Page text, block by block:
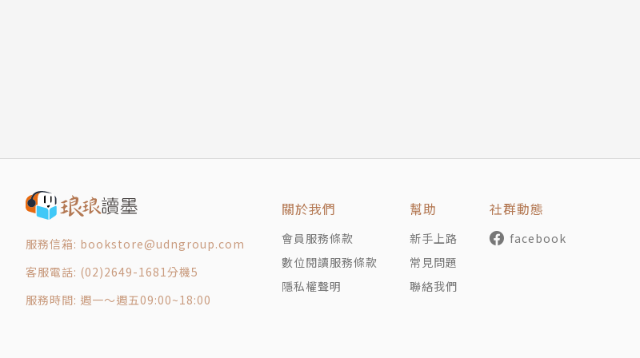
一、大腸經的重要保健穴位與功能
肺大胃肝組：合谷、曲池、手三里
護心通腎組：陽溪、偏歷
二、大腸經的飲食保健法─多喝水、多蔬果、少油膩
三、大腸經的生活保健法─包得暖，常揉合谷穴
大腸經的人生哲學
服務信箱: bookstore@udngroup.com
客服電話: (02)2649-1681分機5
服務時間: 週一～週五09:00~18:00
關於我們
會員服務條款
數位閱讀服務條款
隱私權聲明
幫助
新手上路
常見問題
聯絡我們
社群動態
facebook